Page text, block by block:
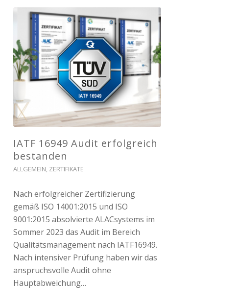
IATF 16949 Audit erfolgreich
bestanden
ALLGEMEIN, ZERTIFIKATE
Nach erfolgreicher Zertifizierung
gemäß ISO 14001:2015 und ISO
9001:2015 absolvierte ALACsystems im
Sommer 2023 das Audit im Bereich
Qualitätsmanagement nach IATF16949.
Nach intensiver Prüfung haben wir das
anspruchsvolle Audit ohne
Hauptabweichung…